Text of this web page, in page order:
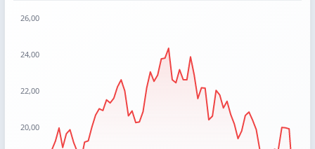
The chart has 1 X axis displaying categories.
The chart has 1 Y axis displaying values. Data ranges from
20,00
22,00
24,00
26,00